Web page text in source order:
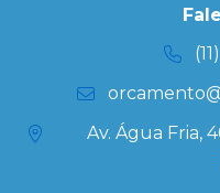
Av. Água Fria,